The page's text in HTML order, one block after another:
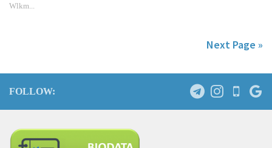
Wlkm...
Next Page »
FOLLOW: